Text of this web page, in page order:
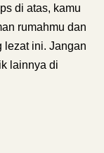
di atas, kamu
rumahmu dan
lezat ini. Jangan
lainnya di